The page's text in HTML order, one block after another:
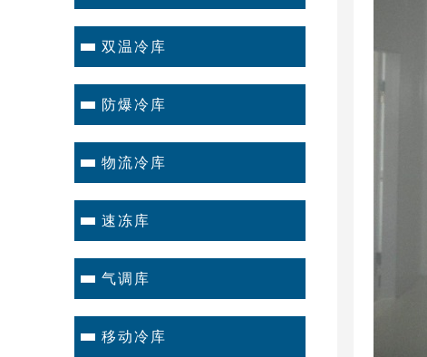
双温冷库
防爆冷库
物流冷库
速冻库
气调库
移动冷库